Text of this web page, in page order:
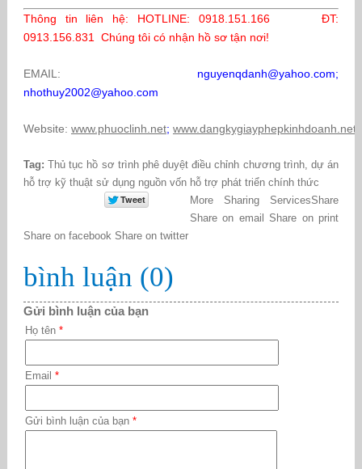
Thông tin liên hệ: HOTLINE: 0918.151.166 ĐT:
0913.156.831 Chúng tôi có nhận hồ sơ tận nơi!
EMAIL: nguyenqdanh@yahoo.com;
nhothuy2002@yahoo.com
Website: www.phuoclinh.net; www.dangkygiayphepkinhdoanh.net
Tag:Thủ tục hồ sơ trình phê duyệt điều chỉnh chương trình, dự án
hỗ trợ kỹ thuật sử dụng nguồn vốn hỗ trợ phát triển chính thức
More Sharing ServicesShare
Share on email
Share on print
Share on facebook Share on twitter
bình luận (0)
Gửi bình luận của bạn
Họ tên *
Email *
Gửi bình luận của bạn *